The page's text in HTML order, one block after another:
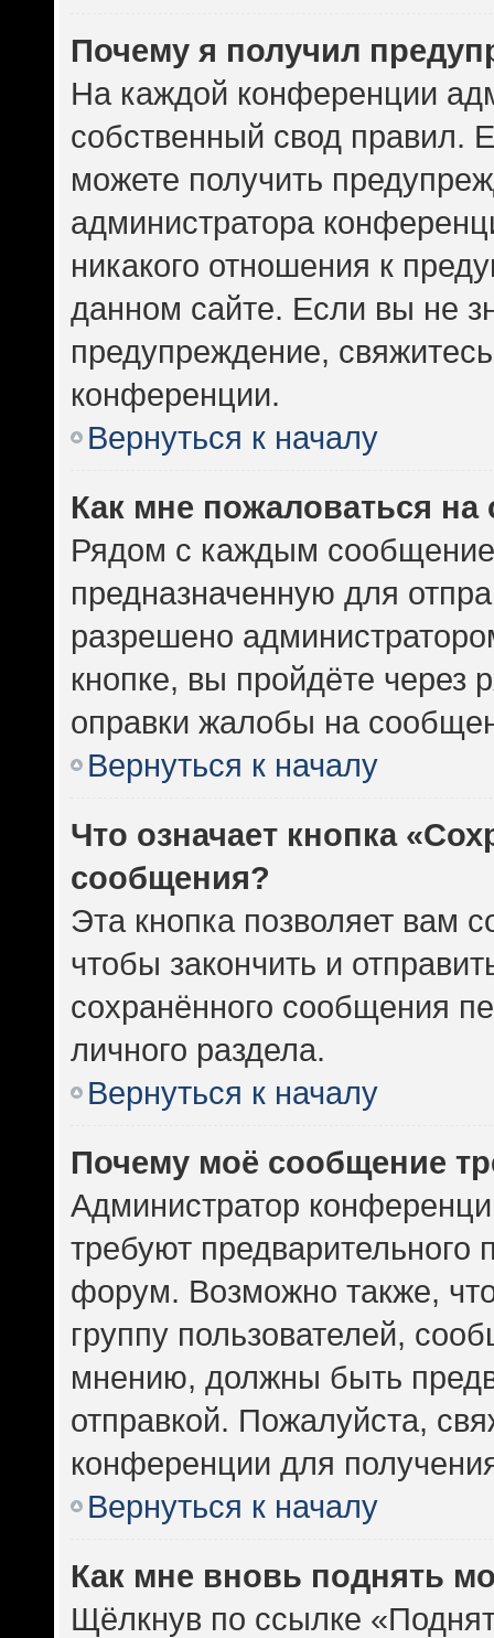
Почему я получил
На каждой конференции
собственный свод правил.
можете получить
администратора
никакого отношения к
данном сайте. Если вы не
предупреждение,
конференции.
Вернуться к началу
Как мне пожаловаться
Рядом с каждым
предназначенную для
разрешено
кнопке, вы пройдёте
оправки жалобы на
Вернуться к началу
Что означает кнопка
сообщения?
Эта кнопка позволяет вам
чтобы закончить и
сохранённого сообщения
личного раздела.
Вернуться к началу
Почему моё сообщение
Администратор
требуют предварительного
форум. Возможно также,
группу пользователей,
мнению, должны быть
отправкой. Пожалуйста,
конференции для
Вернуться к началу
Как мне вновь поднять
Щёлкнув по ссылке